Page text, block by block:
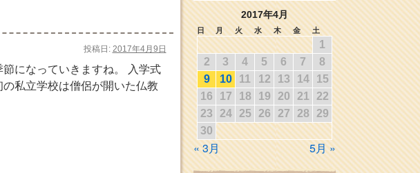
投稿日: 2017年4月9日
になっていきますね。 入学式
私立学校は僧侶が開いた仏教
2017年4月
日 月 火 水 木 金 土
1
2
3 4 5 6 7
8
9
10 11 12 13 14
15
16
17 18 19 20 21
22
23
24 25 26 27 28
29
30
« 3月 5月 »